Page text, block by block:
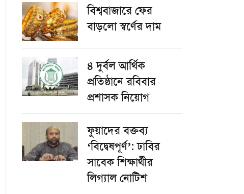
বিশ্ববাজারে ফের
বাড়লো স্বর্ণের দাম
৪ দুর্বল আর্থিক
প্রতিষ্ঠানে রবিবার
প্রশাসক নিয়োগ
ফুয়াদের বক্তব্য
‘বিদ্বেষপূর্ণ’: ঢাবির
সাবেক শিক্ষার্থীর
লিগ্যাল নোটিশ